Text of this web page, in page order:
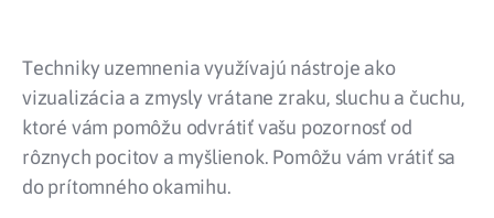
Techniky uzemnenia využívajú nástroje ako
vizualizácia a zmysly vrátane zraku, sluchu a čuchu,
ktoré vám pomôžu odvrátiť vašu pozornosť od
rôznych pocitov a myšlienok. Pomôžu vám vrátiť sa
do prítomného okamihu.